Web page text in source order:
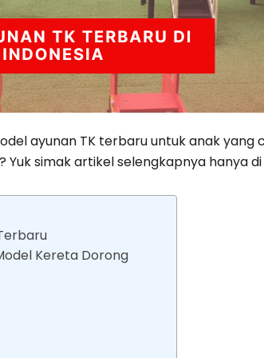
ayunan TK terbaru untuk anak yang
simak artikel selengkapnya hanya di
Kereta Dorong